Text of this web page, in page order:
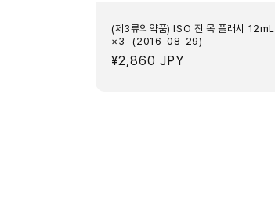
(제3류의약품) ISO 진 목 플래시 12mL
×3- (2016-08-29)
정
¥2,860 JPY